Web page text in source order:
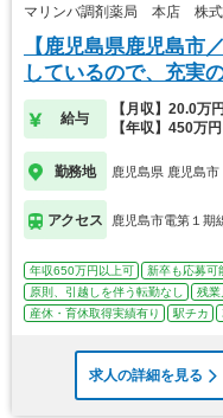
マリンバ調剤薬局 本店 株式
【鹿児島県鹿児島
しているので、充実
給与
【月収】20.0万円
【年収】450万
勤務地 鹿児島県 鹿児島市
アクセス 鹿児島市電第１期
年収650万円以上可 新卒も応募可
原則、引越しを伴う転勤なし
残業
産休・育休取得実績有り
駅チカ
求人の詳細を見る